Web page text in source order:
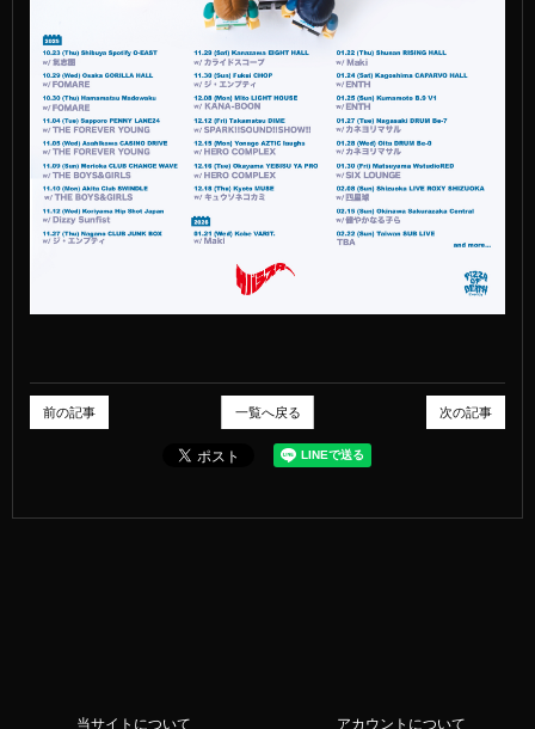
次の記事
一覧へ戻る
前の記事
当サイトについて アカウントについて